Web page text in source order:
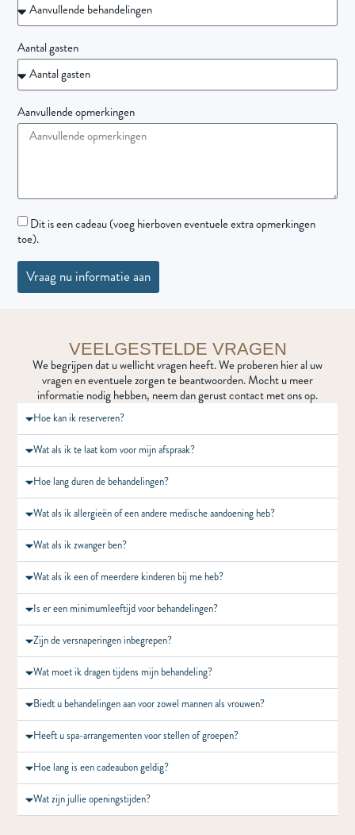
Aantal gasten
Aanvullende opmerkingen
Dit is een cadeau (voeg hierboven eventuele extra opmerkingen
toe).
Vraag nu informatie aan
VEELGESTELDE VRAGEN
We begrijpen dat u wellicht vragen heeft. We proberen hier al uw
vragen en eventuele zorgen te beantwoorden. Mocht u meer
informatie nodig hebben, neem dan gerust contact met ons op.
Hoe kan ik reserveren?
Wat als ik te laat kom voor mijn afspraak?
Hoe lang duren de behandelingen?
Wat als ik allergieën of een andere medische aandoening heb?
Wat als ik zwanger ben?
Wat als ik een of meerdere kinderen bij me heb?
Is er een minimumleeftijd voor behandelingen?
Zijn de versnaperingen inbegrepen?
Wat moet ik dragen tijdens mijn behandeling?
Biedt u behandelingen aan voor zowel mannen als vrouwen?
Heeft u spa-arrangementen voor stellen of groepen?
Hoe lang is een cadeaubon geldig?
Wat zijn jullie openingstijden?